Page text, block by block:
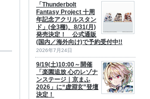
「Thunderbolt
Fantasy Project 十周
年記念アクリルスタン
ド」(全3種)、8/31(月)
発売決定！ 公式通販
(国内／海外向け)で予約受付中!!
2026年7月24日
9/19(土)10:00～開催
「楽園追放 心のレゾナ
ンステージ｜京まふ
2026」に“虚淵玄”登壇
決定！